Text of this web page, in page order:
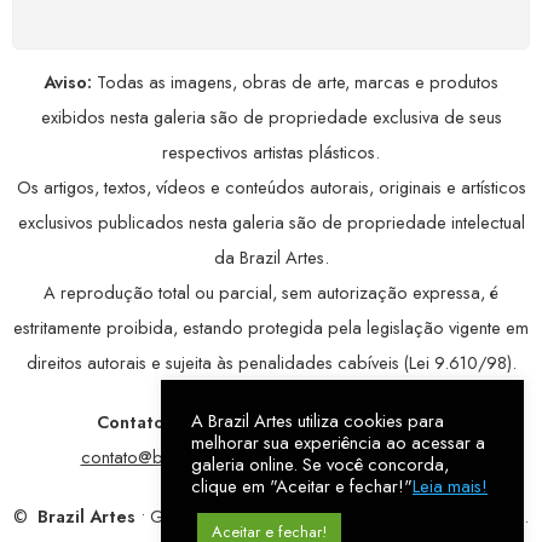
Aviso: Todas as imagens, obras de arte, marcas e produtos
exibidos nesta galeria são de propriedade exclusiva de seus
respectivos artistas plásticos.
Os artigos, textos, vídeos e conteúdos autorais, originais e artísticos
exclusivos publicados nesta galeria são de propriedade intelectual
da Brazil Artes.
A reprodução total ou parcial, sem autorização expressa, é
estritamente proibida, estando protegida pela legislação vigente em
direitos autorais e sujeita às penalidades cabíveis (Lei 9.610/98).
Contatos: WhatsApp:79 9998-1221/ E-mail:
contato@brazilartes.com/ Instagram:@brazilartes
© Brazil Artes • Galeria Online.9 anosde história (2017 – 2026).
A Brazil Artes utiliza cookies para
melhorar sua experiência ao acessar a
galeria online. Se você concorda,
clique em "Aceitar e fechar!"Leia mais!
Aceitar e fechar!